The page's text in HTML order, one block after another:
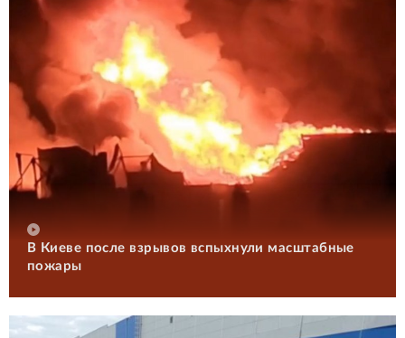
В Киеве после взрывов вспыхнули масштабные
пожары